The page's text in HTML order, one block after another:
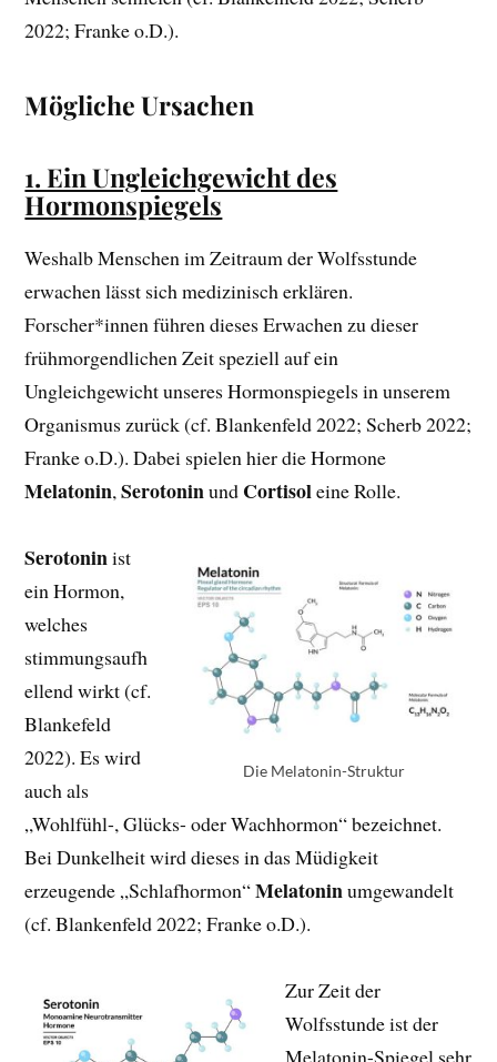
2022; Franke o.D.).
Mögliche Ursachen
1. Ein Ungleichgewicht des
Hormonspiegels
Weshalb Menschen im Zeitraum der Wolfsstunde
erwachen lässt sich medizinisch erklären.
Forscher*innen führen dieses Erwachen zu dieser
frühmorgendlichen Zeit speziell auf ein
Ungleichgewicht unseres Hormonspiegels in unserem
Organismus zurück (cf. Blankenfeld 2022; Scherb 2022;
Franke o.D.). Dabei spielen hier die Hormone
Melatonin,Serotoninund Cortisoleine Rolle.
Die Melatonin-Struktur
Serotoninist
ein Hormon,
welches
stimmungsaufh
ellend wirkt (cf.
Blankefeld
2022). Es wird
auch als
„Wohlfühl-, Glücks- oder Wachhormon“ bezeichnet.
Bei Dunkelheit wird dieses in das Müdigkeit
erzeugende „Schlafhormon“Melatoninumgewandelt
(cf. Blankenfeld 2022; Franke o.D.).
Zur Zeit der
Wolfsstunde ist der
Melatonin-Spiegel sehr